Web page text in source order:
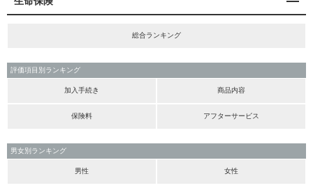
総合ランキング
評価項目別ランキング
加入手続き 商品内容
保険料 アフターサービス
男女別ランキング
男性 女性